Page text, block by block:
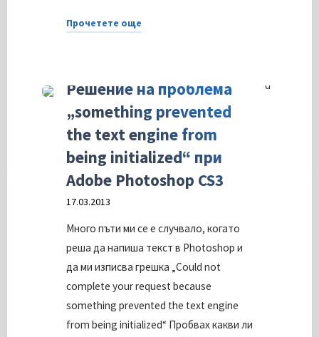
Прочетете още
приложения
в
Windows
10"
Решение на проблема
„something prevented
the text engine from
being initialized“ при
Adobe Photoshop CS3
17.03.2013
Много пъти ми се е случвало, когато
реша да напиша текст в Photoshop и
да ми изписва грешка „Could not
complete your request because
something prevented the text engine
from being initialized“ Пробвах какви ли